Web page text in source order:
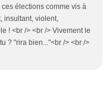
élections comme vis à
insultant, violent,
! <br /> <br /> Vivement le
? "rira bien..."<br /> <br />